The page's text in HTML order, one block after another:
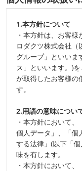
1.本方針について
・本方針は、お客
ロダクツ株式会社（
グループ」といいま
ス」といいます。)
が取得したお客様の
す。
2.用語の意味につい
・本方針において
個人データ」、「個
する法律」(以下「
味を有します。
・本方針において